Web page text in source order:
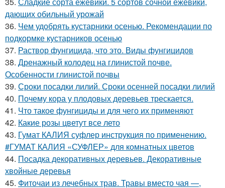
дающих обильный урожай
36. Чем удобрять кустарники осенью. Рекомендации по
подкормке кустарников осенью
37. Раствор фунгицида, что это. Виды фунгицидов
38. Дренажный колодец на глинистой почве.
Особенности глинистой почвы
39. Сроки посадки лилий. Сроки осенней посадки лилий
40. Почему кора у плодовых деревьев трескается.
41. Что такое фунгициды и для чего их применяют
42. Какие розы цветут все лето
43. Гумат КАЛИЯ суфлер инструкция по применению.
#ГУМАТ КАЛИЯ «СУФЛЕР» для комнатных цветов
44. Посадка декоративных деревьев. Декоративные
хвойные деревья
45. Фиточаи из лечебных трав. Травы вместо чая —,